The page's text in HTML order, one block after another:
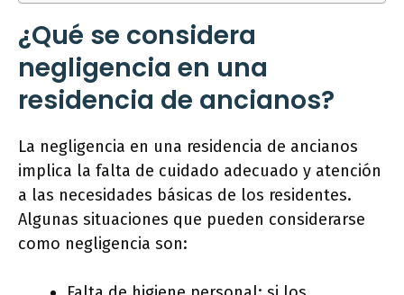
¿Qué se considera
negligencia en una
residencia de ancianos?
La negligencia en una residencia de ancianos
implica la falta de cuidado adecuado y atención
a las necesidades básicas de los residentes.
Algunas situaciones que pueden considerarse
como negligencia son: